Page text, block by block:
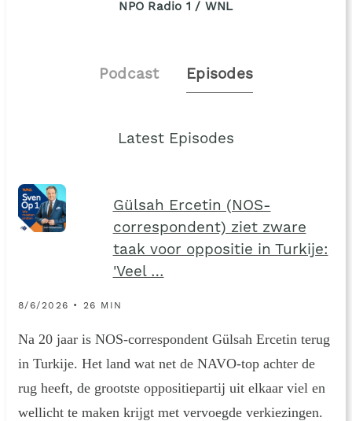
NPO Radio 1 / WNL
Podcast Episodes
Latest Episodes
Gülsah Ercetin (NOS-
correspondent) ziet zware
taak voor oppositie in Turkije:
'Veel …
8/6/2026 • 26 MIN
Na 20 jaar is NOS-correspondent Gülsah Ercetin terug
in Turkije. Het land wat net de NAVO-top achter de
rug heeft, de grootste oppositiepartij uit elkaar viel en
wellicht te maken krijgt met vervoegde verkiezingen.